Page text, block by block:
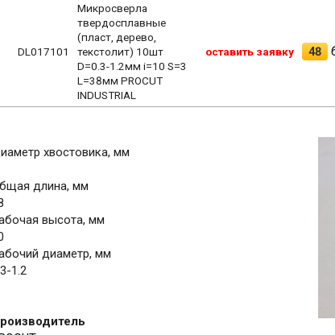
DL017101
Микросверла
твердосплавные
(пласт, дерево,
текстолит) 10шт
D=0.3-1.2мм i=10 S=3
L=38мм PROCUT
INDUSTRIAL
оставить заявку 48
хвостовика, мм
длина, мм
высота, мм
диаметр, мм
1.2